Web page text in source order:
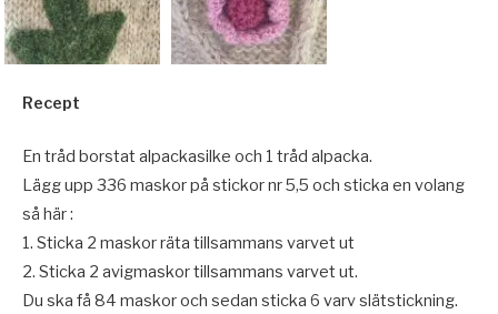
Recept
En tråd borstat alpackasilke och 1 tråd alpacka.
Lägg upp 336 maskor på stickor nr 5,5 och sticka en volang
så här :
1. Sticka 2 maskor räta tillsammans varvet ut
2. Sticka 2 avigmaskor tillsammans varvet ut.
Du ska få 84 maskor och sedan sticka 6 varv slätstickning.